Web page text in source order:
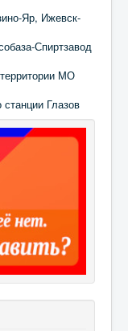
Яр, Ижевск-
Спиртзавод
МО
Глазов